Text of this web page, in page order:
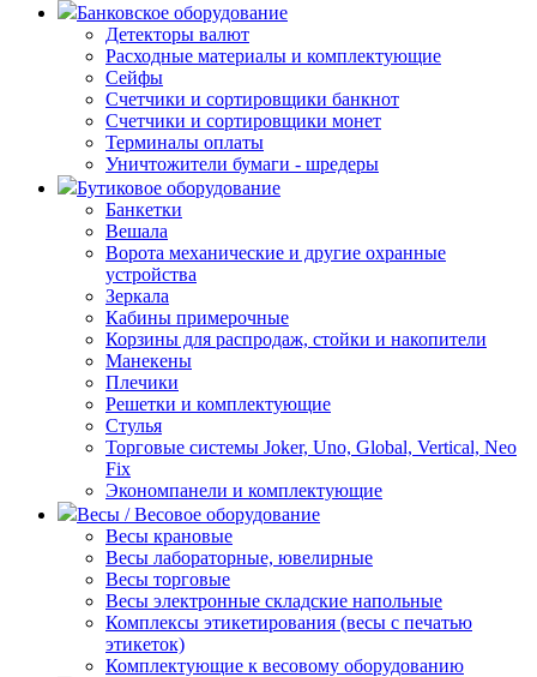
Банковское оборудование
Детекторы валют
Расходные материалы и комплектующие
Сейфы
Счетчики и сортировщики банкнот
Счетчики и сортировщики монет
Терминалы оплаты
Уничтожители бумаги - шредеры
Бутиковое оборудование
Банкетки
Вешала
Ворота механические и другие охранные
устройства
Зеркала
Кабины примерочные
Корзины для распродаж, стойки и накопители
Манекены
Плечики
Решетки и комплектующие
Стулья
Торговые системы Joker, Uno, Global, Vertical, Neo
Fix
Экономпанели и комплектующие
Весы / Весовое оборудование
Весы крановые
Весы лабораторные, ювелирные
Весы торговые
Весы электронные складские напольные
Комплексы этикетирования (весы с печатью
этикеток)
Комплектующие к весовому оборудованию